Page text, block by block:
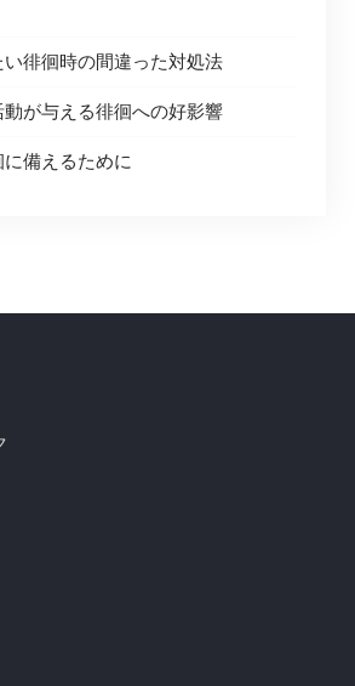
徘徊時の間違った対処法
が与える徘徊への好影響
備えるために